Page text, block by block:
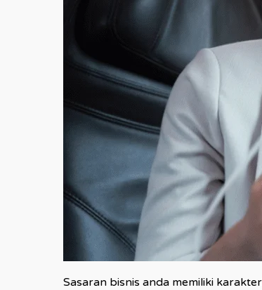
Sasaran bisnis anda memiliki